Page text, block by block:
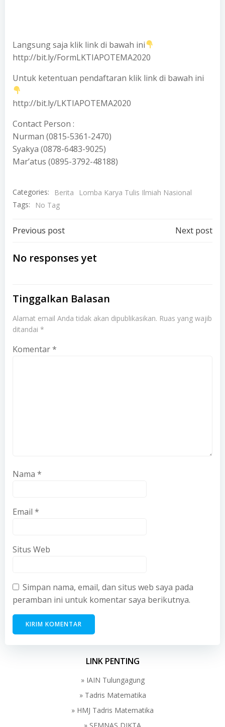
Langsung saja klik link di bawah ini
http://bit.ly/FormLKTIAPOTEMA2020
Untuk ketentuan pendaftaran klik link di bawah ini
http://bit.ly/LKTIAPOTEMA2020
Contact Person :
Nurman (0815-5361-2470)
Syakya (0878-6483-9025)
Mar’atus (0895-3792-48188)
Categories: Berita
Lomba Karya Tulis Ilmiah Nasional
Tags:
No Tag
Post
navigation
Previous post Next post
No responses yet
Tinggalkan Balasan
Alamat email Anda tidak akan dipublikasikan. Ruas yang wajib
ditandai *
Komentar*
Nama *
Email *
Situs Web
Simpan nama, email, dan situs web saya pada
peramban ini untuk komentar saya berikutnya.
LINK PENTING
» IAIN Tulungagung
» Tadris Matematika
» HMJ Tadris Matematika